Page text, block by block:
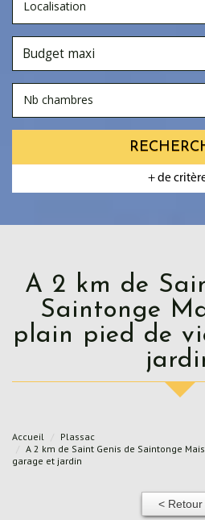
Localisation
Nb chambres
+ de
A 2 km de Saint Genis de
Saintonge
plain pied de
Accueil
Plassac
A 2 km de Saint Genis de Saintonge
garage et jardin
< Retour